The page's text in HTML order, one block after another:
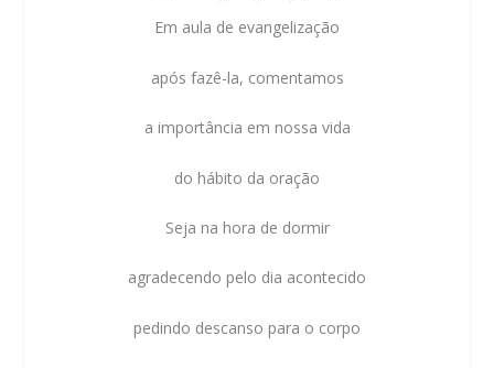
Em aula de evangelização
após fazê-la, comentamos
a importância em nossa vida
do hábito da oração
Seja na hora de dormir
agradecendo pelo dia acontecido
pedindo descanso para o corpo